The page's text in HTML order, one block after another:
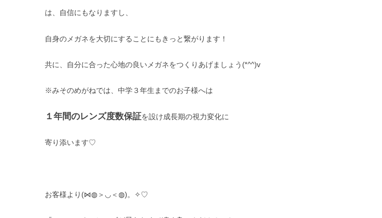
は、自信にもなりますし、
自身のメガネを大切にすることにもきっと繋がります！
共に、自分に合った心地の良いメガネをつくりあげましょう(*^^)v
※みそのめがねでは、中学３年生までのお子様へは
１年間のレンズ度数保証を設け成長期の視力変化に
寄り添います♡
お客様より(⋈◍＞◡＜◍)。✧♡